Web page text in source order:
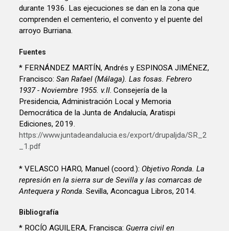
durante 1936. Las ejecuciones se dan en la zona que
comprenden el cementerio, el convento y el puente del
arroyo Burriana.
Fuentes
* FERNÁNDEZ MARTÍN, Andrés y ESPINOSA JIMÉNEZ,
Francisco: San Rafael (Málaga). Las fosas. Febrero
1937 - Noviembre 1955. v.II. Consejería de la
Presidencia, Administración Local y Memoria
Democrática de la Junta de Andalucía, Aratispi
Ediciones, 2019.
https://www.juntadeandalucia.es/export/drupaljda/SR_2
_1.pdf
* VELASCO HARO, Manuel (coord.): Objetivo Ronda. La
represión en la sierra sur de Sevilla y las comarcas de
Antequera y Ronda. Sevilla, Aconcagua Libros, 2014.
Bibliografía
* ROCÍO AGUILERA, Francisca: Guerra civil en